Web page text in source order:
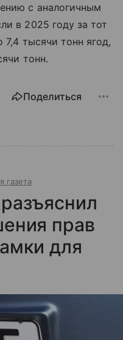
с аналогичным
в 2025 году за тот
тысячи тонн ягод,
тонн.
Поделиться
газета
прав
для